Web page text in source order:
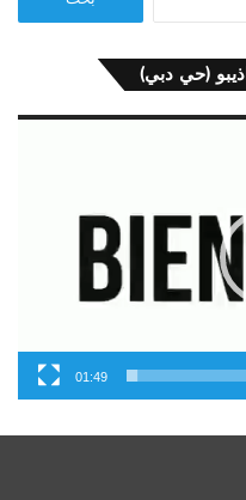
(حي دبي)
01:49